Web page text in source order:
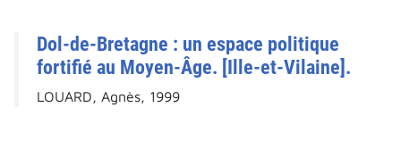
Dol-de-Bretagne : un espace politique
fortifié au Moyen-Âge. [Ille-et-Vilaine].
LOUARD, Agnès, 1999